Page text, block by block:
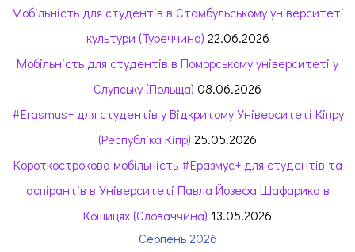
Мобільність для студентів в Стамбульському університеті
культури (Туреччина) 22.06.2026
Мобільність для студентів в Поморському університеті у
Слупську (Польща) 08.06.2026
#Erasmus+ для студентів у Відкритому Університеті Кіпру
(Республіка Кіпр) 25.05.2026
Короткострокова мобільність #Еразмус+ для студентів та
аспірантів в Університеті Павла Йозефа Шафарика в
Кошицях (Словаччина) 13.05.2026
Серпень 2026